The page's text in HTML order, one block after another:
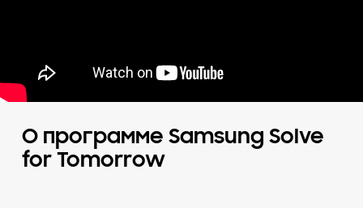
О программе Samsung Solve
for Tomorrow